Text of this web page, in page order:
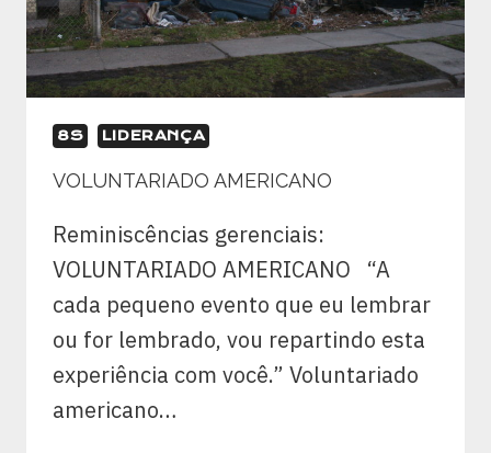
8S LIDERANÇA
VOLUNTARIADO AMERICANO
Reminiscências gerenciais:
VOLUNTARIADO AMERICANO “A
cada pequeno evento que eu lembrar
ou for lembrado, vou repartindo esta
experiência com você.” Voluntariado
americano…